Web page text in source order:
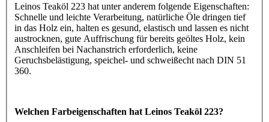
Leinos Teaköl 223 hat unter anderem folgende Eigenschaften:
Schnelle und leichte Verarbeitung, natürliche Öle dringen tief
in das Holz ein, halten es gesund, elastisch und lassen es nicht
austrocknen, gute Auffrischung für bereits geöltes Holz, kein
Anschleifen bei Nachanstrich erforderlich, keine
Geruchsbelästigung, speichel- und schweißecht nach DIN 51
360.
Welchen Farbeigenschaften hat Leinos Teaköl 223?